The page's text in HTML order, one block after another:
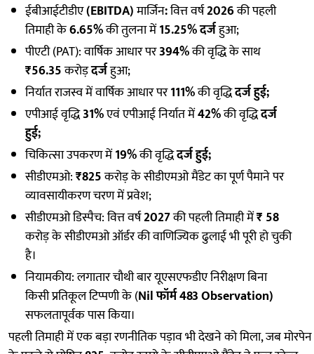
ईबीआईटीडीए(EBITDA)मार्जिन:वित्त वर्ष2026की पहली
तिमाही के6.65%की तुलना में15.25% दर्जहुआ;
पीएटी (PAT): वार्षिक आधार पर394%की वृद्धि के साथ
₹56.35करोड़दर्जहुआ;
निर्यात राजस्व में वार्षिक आधार पर111%की वृद्धिदर्ज हुई;
एपीआई वृद्धि31%एवं एपीआई निर्यात में42%की वृद्धिदर्ज
हुई;
चिकित्सा उपकरण में19%की वृद्धिदर्ज हुई;
सीडीएमओ:₹825करोड़ के सीडीएमओ मैंडेट का पूर्ण पैमाने पर
व्यावसायीकरण चरण में प्रवेश;
सीडीएमओ डिस्पैच: वित्त वर्ष2027की पहली तिमाही में₹ 58
करोड़ के सीडीएमओ ऑर्डर की वाणिज्यिक ढुलाई भी पूरी हो चुकी
है।
नियामकीय: लगातार चौथी बार यूएसएफडीए निरीक्षण बिना
किसी प्रतिकूल टिप्पणी के (Nil फॉर्म 483 Observation)
सफलतापूर्वक पास किया।
पहली तिमाही में एक बड़ा रणनीतिक पड़ाव भी देखने को मिला, जब मोरपेन